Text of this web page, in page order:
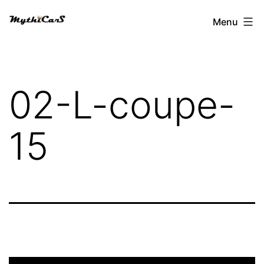
Menu
02-L-coupe-
15